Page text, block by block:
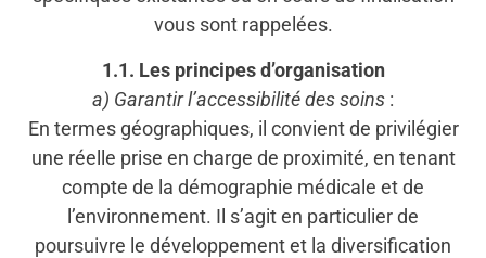
vous sont rappelées.
1.1. Les principes d’organisation
a) Garantir l’accessibilité des soins :
En termes géographiques, il convient de privilégier
une réelle prise en charge de proximité, en tenant
compte de la démographie médicale et de
l’environnement. Il s’agit en particulier de
poursuivre le développement et la diversification